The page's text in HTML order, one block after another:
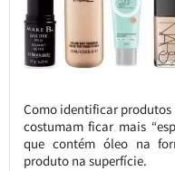
Como identificar produtos
costumam ficar mais
que contém óleo na
produto na superfície.